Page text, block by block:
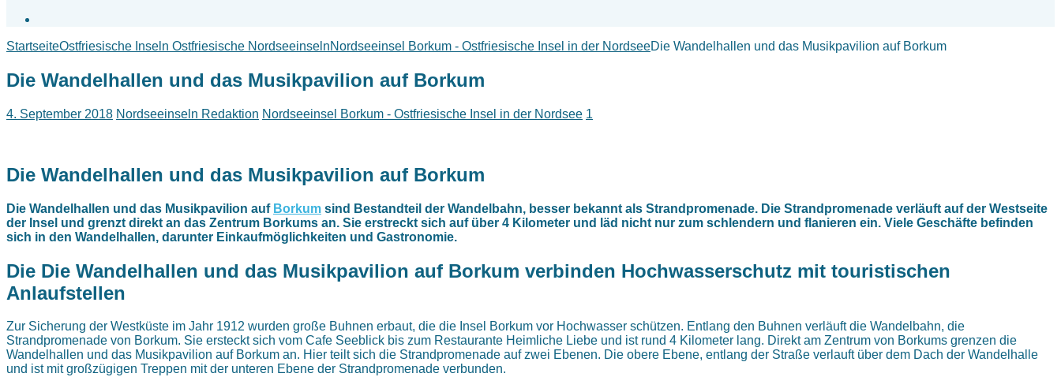
StartseiteOstfriesische Inseln Ostfriesische NordseeinselnNordseeinsel Borkum - Ostfriesische Insel in der NordseeDie Wandelhallen und das Musikpavilion auf Borkum
Die Wandelhallen und das Musikpavilion auf Borkum
4. September 2018 Nordseeinseln Redaktion Nordseeinsel Borkum - Ostfriesische Insel in der Nordsee 1
Die Wandelhallen und das Musikpavilion auf Borkum
Die Wandelhallen und das Musikpavilion auf Borkum sind Bestandteil der Wandelbahn, besser bekannt als Strandpromenade. Die Strandpromenade verläuft auf der Westseite
der Insel und grenzt direkt an das Zentrum Borkums an. Sie erstreckt sich auf über 4 Kilometer und läd nicht nur zum schlendern und flanieren ein. Viele Geschäfte befinden
sich in den Wandelhallen, darunter Einkaufmöglichkeiten und Gastronomie.
Die Die Wandelhallen und das Musikpavilion auf Borkum verbinden Hochwasserschutz mit touristischen
Anlaufstellen
Zur Sicherung der Westküste im Jahr 1912 wurden große Buhnen erbaut, die die Insel Borkum vor Hochwasser schützen. Entlang den Buhnen verläuft die Wandelbahn, die
Strandpromenade von Borkum. Sie ersteckt sich vom Cafe Seeblick bis zum Restaurante Heimliche Liebe und ist rund 4 Kilometer lang. Direkt am Zentrum von Borkums grenzen die
Wandelhallen und das Musikpavilion auf Borkum an. Hier teilt sich die Strandpromenade auf zwei Ebenen. Die obere Ebene, entlang der Straße verlauft über dem Dach der Wandelhalle
und ist mit großzügigen Treppen mit der unteren Ebene der Strandpromenade verbunden.